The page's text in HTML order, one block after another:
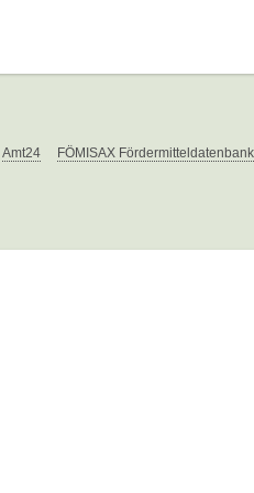
Amt24 FÖMISAX Fördermitteldatenbank